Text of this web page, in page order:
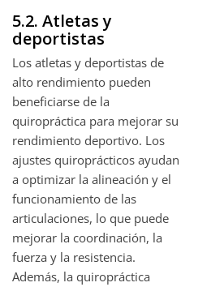
5.2. Atletas y
deportistas
Los atletas y deportistas de
alto rendimiento pueden
beneficiarse de la
quiropráctica para mejorar su
rendimiento deportivo. Los
ajustes quiroprácticos ayudan
a optimizar la alineación y el
funcionamiento de las
articulaciones, lo que puede
mejorar la coordinación, la
fuerza y la resistencia.
Además, la quiropráctica